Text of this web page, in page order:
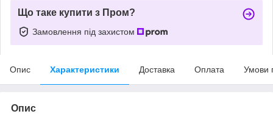
Що таке купити з Пром?
Замовлення під захистом
Опис Характеристики Доставка Оплата Умови
Опис